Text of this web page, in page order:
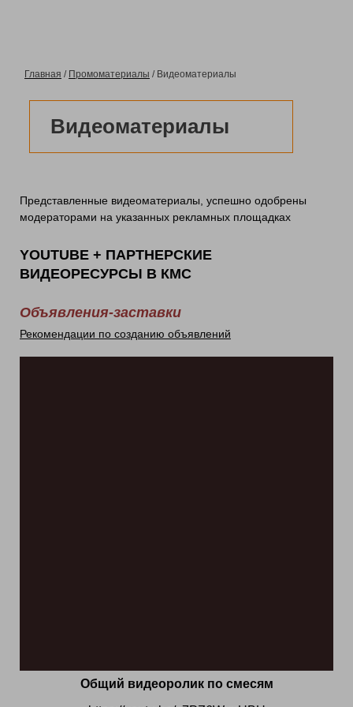
Видеоматериалы
Главная / Промоматериалы / Видеоматериалы
Представленные видеоматериалы, успешно одобрены
модераторами на указанных рекламных площадках
YOUTUBE + ПАРТНЕРСКИЕ
ВИДЕОРЕСУРСЫ В КМС
Объявления-заставки
Рекомендации по созданию объявлений
Общий видеоролик по смесям